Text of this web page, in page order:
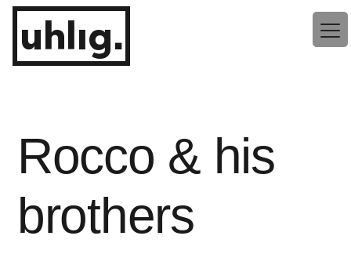
Zum
Inhalt
springenuhlig.
Rocco & his
brothers